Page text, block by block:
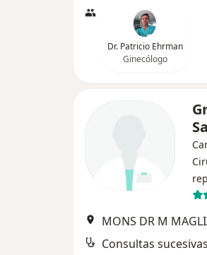
Dr. Patricio Ehrman
Ginecólogo
MONS DR M
Consultas